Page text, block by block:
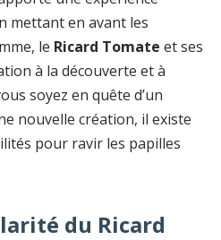
mettant en avant les
le Ricard Tomate et ses
à la découverte et à
soyez en quête d’un
nouvelle création, il existe
pour ravir les papilles
du Ricard